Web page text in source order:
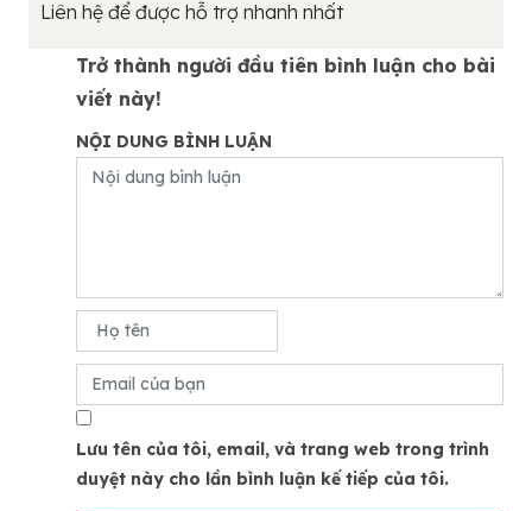
Liên hệ để được hỗ trợ nhanh nhất
Trở thành người đầu tiên bình luận cho bài
viết này!
NỘI DUNG BÌNH LUẬN
Lưu tên của tôi, email, và trang web trong trình
duyệt này cho lần bình luận kế tiếp của tôi.